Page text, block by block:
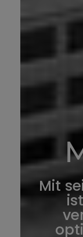
Mit